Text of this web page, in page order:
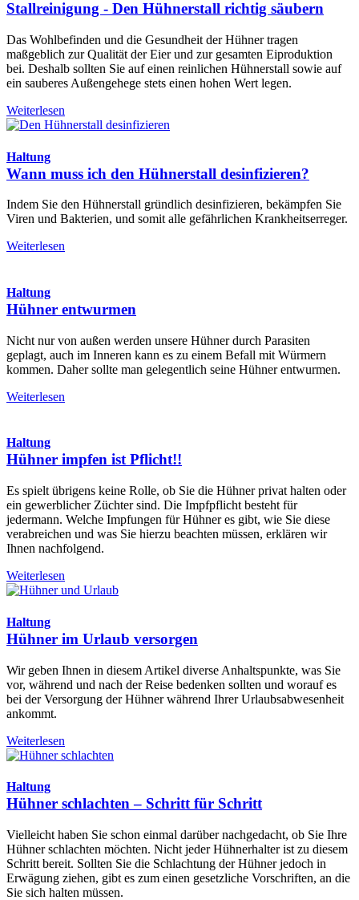
Stallreinigung - Den Hühnerstall richtig säubern
Das Wohlbefinden und die Gesundheit der Hühner tragen
maßgeblich zur Qualität der Eier und zur gesamten Eiproduktion
bei. Deshalb sollten Sie auf einen reinlichen Hühnerstall sowie auf
ein sauberes Außengehege stets einen hohen Wert legen.
Weiterlesen
Haltung
Wann muss ich den Hühnerstall desinfizieren?
Indem Sie den Hühnerstall gründlich desinfizieren, bekämpfen Sie
Viren und Bakterien, und somit alle gefährlichen Krankheitserreger.
Weiterlesen
Haltung
Hühner entwurmen
Nicht nur von außen werden unsere Hühner durch Parasiten
geplagt, auch im Inneren kann es zu einem Befall mit Würmern
kommen. Daher sollte man gelegentlich seine Hühner entwurmen.
Weiterlesen
Haltung
Hühner impfen ist Pflicht!!
Es spielt übrigens keine Rolle, ob Sie die Hühner privat halten oder
ein gewerblicher Züchter sind. Die Impfpflicht besteht für
jedermann. Welche Impfungen für Hühner es gibt, wie Sie diese
verabreichen und was Sie hierzu beachten müssen, erklären wir
Ihnen nachfolgend.
Weiterlesen
Haltung
Hühner im Urlaub versorgen
Wir geben Ihnen in diesem Artikel diverse Anhaltspunkte, was Sie
vor, während und nach der Reise bedenken sollten und worauf es
bei der Versorgung der Hühner während Ihrer Urlaubsabwesenheit
ankommt.
Weiterlesen
Haltung
Hühner schlachten – Schritt für Schritt
Vielleicht haben Sie schon einmal darüber nachgedacht, ob Sie Ihre
Hühner schlachten möchten. Nicht jeder Hühnerhalter ist zu diesem
Schritt bereit. Sollten Sie die Schlachtung der Hühner jedoch in
Erwägung ziehen, gibt es zum einen gesetzliche Vorschriften, an die
Sie sich halten müssen.